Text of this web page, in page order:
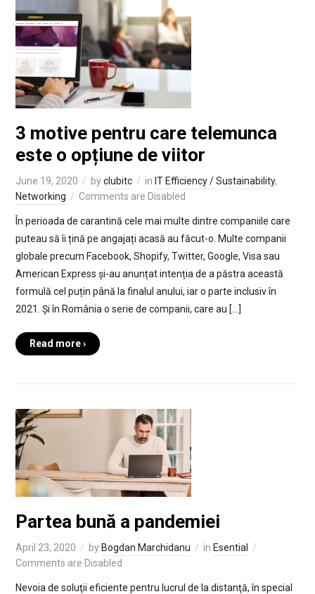
3 motive pentru care telemunca
este o opțiune de viitor
June 19, 2020 byclubitc in IT Efficiency / Sustainability,
Networking
Comments are Disabled
În perioada de carantină cele mai multe dintre companiile care
puteau să îi țină pe angajați acasă au făcut-o. Multe companii
globale precum Facebook, Shopify, Twitter, Google, Visa sau
American Express și-au anunțat intenția de a păstra această
formulă cel puțin până la finalul anului, iar o parte inclusiv în
2021. Și în România o serie de companii, care au […]
Read more ›
Partea bună a pandemiei
April 23, 2020 byBogdan Marchidanu in Esential
Comments are Disabled
Nevoia de soluţii eficiente pentru lucrul de la distanţă, în special